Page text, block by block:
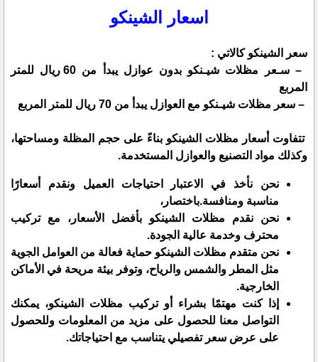
اسعار الشينكو
سعر الشينكو كالاتي :
– سـعر مظلات شيـنكو بدون عوازل يبدأ من 60 ريال للمتر
المربع
– سعر مظلات شيـنكو مع العوازل يبدأ من 70 ريال للمتر المربع
تتفاوت أسعار مظلات الشينكو بناءً على حجم المظلة ومساحتها،
وكذلك مواد التصنيع والعوازل المستخدمة.
نحن نأخذ في الاعتبار احتياجات العميل ونقدم أسعارًا
مناسبة ومنافسة.باختصار،
نحن نقدم مظلات الشينكو بأفضل الأسعار، مع تركيب
محترف وخدمة عالية الجودة.
نحن متقدم مظلات الشينكو حماية فعالة من العوامل الجوية
مثل المطر والشمس والرياح، وتوفر بيئة مريحة في الأماكن
الخارجية.
إذا كنت مهتمًا بشراء أو تركيب مظلات الشينكو، يمكنك
التواصل معنا للحصول على مزيد من المعلومات وللحصول
على عرض سعر تفصيلي يتناسب مع احتياجاتك.